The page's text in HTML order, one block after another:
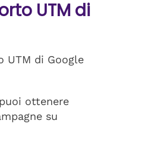
UTM di
di Google
ottenere
su